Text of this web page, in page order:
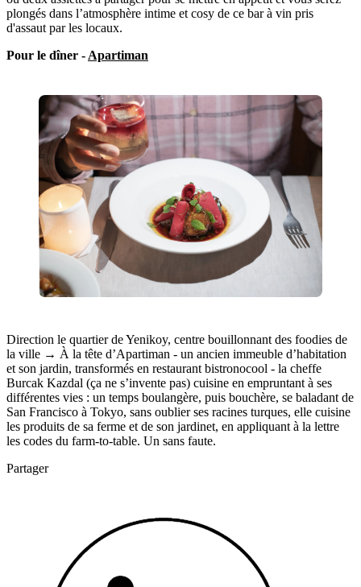
plongés dans l’atmosphère intime et cosy de ce bar à vin pris
d'assaut par les locaux.
Pour le dîner - Apartiman
Direction le quartier de Yenikoy, centre bouillonnant des foodies de
la ville → À la tête d’Apartiman - un ancien immeuble d’habitation
et son jardin, transformés en restaurant bistronocool - la cheffe
Burcak Kazdal (ça ne s’invente pas) cuisine en empruntant à ses
différentes vies : un temps boulangère, puis bouchère, se baladant de
San Francisco à Tokyo, sans oublier ses racines turques, elle cuisine
les produits de sa ferme et de son jardinet, en appliquant à la lettre
les codes du farm-to-table. Un sans faute.
Partager